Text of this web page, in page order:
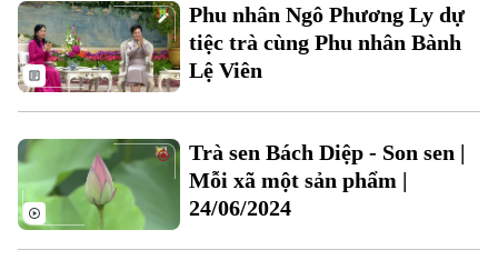
Theo dõi Hà Nội On
Phu nhân Ngô Phương Ly dự
tiệc trà cùng Phu nhân Bành
Lệ Viên
Trà sen Bách Diệp - Son sen |
Mỗi xã một sản phẩm |
24/06/2024